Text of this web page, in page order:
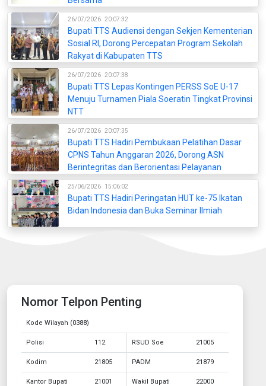
26/07/2026 20:07:32
Bupati TTS Audiensi dengan Sekjen Kementerian
Sosial RI, Dorong Percepatan Program Sekolah
Rakyat di Kabupaten TTS
26/07/2026 20:07:38
Bupati TTS Lepas Kontingen PERSS SoE U-17
Menuju Turnamen Piala Soeratin Tingkat Provinsi
NTT
26/07/2026 20:07:35
Bupati TTS Hadiri Pembukaan Pelatihan Dasar
CPNS Tahun Anggaran 2026, Dorong ASN
Berintegritas dan Berorientasi Pelayanan
25/06/2026 15:06:02
Bupati TTS Hadiri Peringatan HUT ke-75 Ikatan
Bidan Indonesia dan Buka Seminar Ilmiah
Nomor Telpon Penting
Kode Wilayah (0388)
Polisi 112 RSUD Soe 21005
Kodim 21805 PADM 21879
Kantor Bupati 21001 Wakil Bupati 22000